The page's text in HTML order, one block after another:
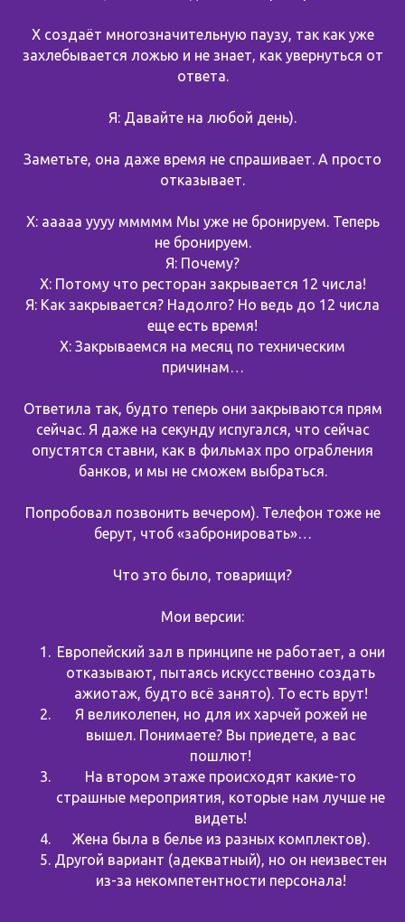
Х создаёт многозначительную паузу, так как уже
захлебывается ложью и не знает, как увернуться от
ответа.
Я: Давайте на любой день).
Заметьте, она даже время не спрашивает. А просто
отказывает.
Х: ааааа уууу ммммм Мы уже не бронируем. Теперь
не бронируем.
Я: Почему?
Х: Потому что ресторан закрывается 12 числа!
Я: Как закрывается? Надолго? Но ведь до 12 числа
еще есть время!
Х: Закрываемся на месяц по техническим
причинам…
Ответила так, будто теперь они закрываются прям
сейчас. Я даже на секунду испугался, что сейчас
опустятся ставни, как в фильмах про ограбления
банков, и мы не сможем выбраться.
Попробовал позвонить вечером). Телефон тоже не
берут, чтоб «забронировать»…
Что это было, товарищи?
Мои версии:
Европейский зал в принципе не работает, а они
отказывают, пытаясь искусственно создать
ажиотаж, будто всё занято). То есть врут!
Я великолепен, но для их харчей рожей не
вышел. Понимаете? Вы приедете, а вас
пошлют!
На втором этаже происходят какие-то
страшные мероприятия, которые нам лучше не
видеть!
Жена была в белье из разных комплектов).
Другой вариант (адекватный), но он неизвестен
из-за некомпетентности персонала!